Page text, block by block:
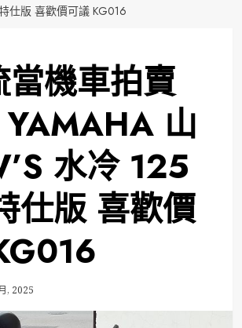
仕版 喜歡價可議 KG016
當機車拍賣
山
水冷 125
仕版 喜歡價
, 2025